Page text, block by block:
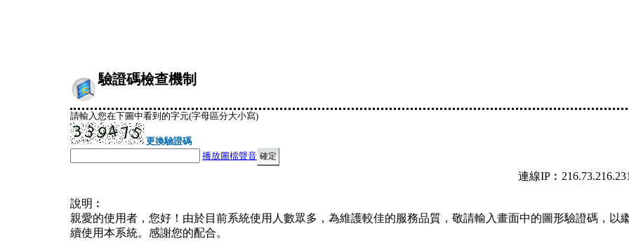
驗證碼檢查機制
請輸入您在下圖中看到的字元(字母區分大小寫)
更換驗證碼
播放圖檔聲音
連線
說明︰
親愛的使用者，您好！由於目前系統使用人數眾多，為維護較佳的服務品質，敬請輸入畫面中的圖形驗證碼，以
續使用本系統。感謝您的配合。